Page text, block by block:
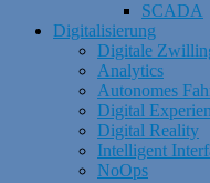
SCADA
Digitalisierung
Digitale
Analytics
Autonomes
Digital
Digital Reality
Intelligent
NoOps